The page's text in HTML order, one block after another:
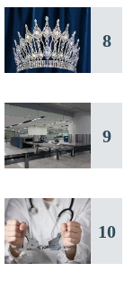
8
9
10